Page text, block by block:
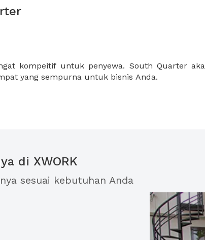
yang sempurna untuk bisnis Anda.
di XWORK
sesuai kebutuhan Anda